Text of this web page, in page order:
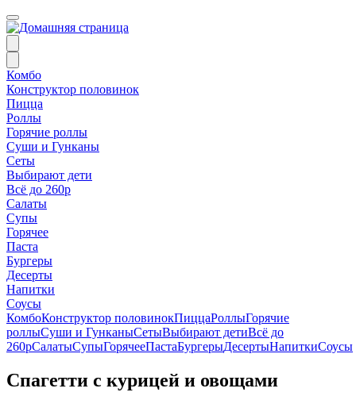
Комбо
Конструктор половинок
Пицца
Роллы
Горячие роллы
Суши и Гунканы
Сеты
Выбирают дети
Всё до 260р
Салаты
Супы
Горячее
Паста
Бургеры
Десерты
Напитки
Соусы
КомбоКонструктор половинокПиццаРоллыГорячие
роллыСуши и ГунканыСетыВыбирают детиВсё до
260рСалатыСупыГорячееПастаБургерыДесертыНапиткиСоусы
Спагетти с курицей и овощами